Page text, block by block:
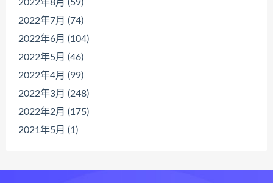
2022年8月 (59)
2022年7月 (74)
2022年6月 (104)
2022年5月 (46)
2022年4月 (99)
2022年3月 (248)
2022年2月 (175)
2021年5月 (1)